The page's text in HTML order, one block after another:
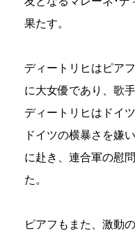
果たす。
ディートリヒはピア
に大女優であり、歌
ディートリヒはドイ
ドイツの横暴さを嫌
に赴き、連合軍の慰
た。
ピアフもまた、激動